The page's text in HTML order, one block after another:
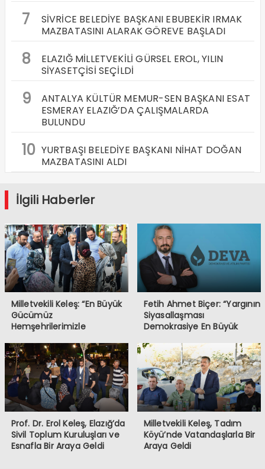
7
SİVRİCE BELEDİYE BAŞKANI EBUBEKİR IRMAK
MAZBATASINI ALARAK GÖREVE BAŞLADI
8
ELAZIĞ MİLLETVEKİLİ GÜRSEL EROL, YILIN
SİYASETÇİSİ SEÇİLDİ
9
ANTALYA KÜLTÜR MEMUR-SEN BAŞKANI ESAT
ESMERAY ELAZIĞ’DA ÇALIŞMALARDA
BULUNDU
10 YURTBAŞI BELEDİYE BAŞKANI NİHAT DOĞAN
MAZBATASINI ALDI
İlgili Haberler
Milletvekili Keleş: “En Büyük
Gücümüz
Hemşehrilerimizle
Fetih Ahmet Biçer: “Yargının
Siyasallaşması
Demokrasiye En Büyük
Prof. Dr. Erol Keleş, Elazığ’da
Sivil Toplum Kuruluşları ve
Esnafla Bir Araya Geldi
Milletvekili Keleş, Tadım
Köyü’nde Vatandaşlarla Bir
Araya Geldi